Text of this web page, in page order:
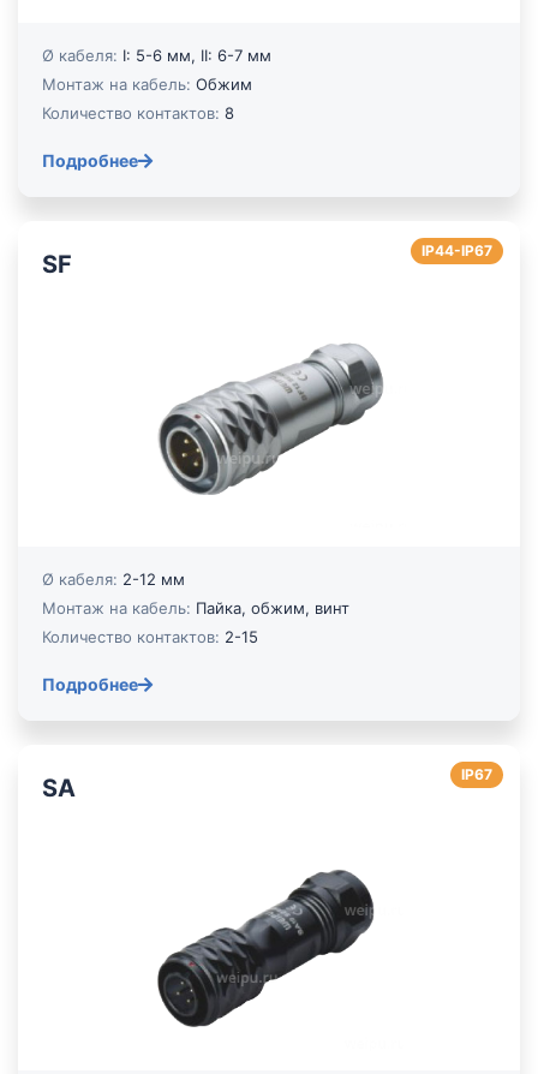
Ø кабеля: I: 5-6 мм, II: 6-7 мм
Монтаж на кабель: Обжим
Количество контактов: 8
Подробнее
SF IP44-IP67
Ø кабеля: 2-12 мм
Монтаж на кабель: Пайка, обжим, винт
Количество контактов: 2-15
Подробнее
SA IP67